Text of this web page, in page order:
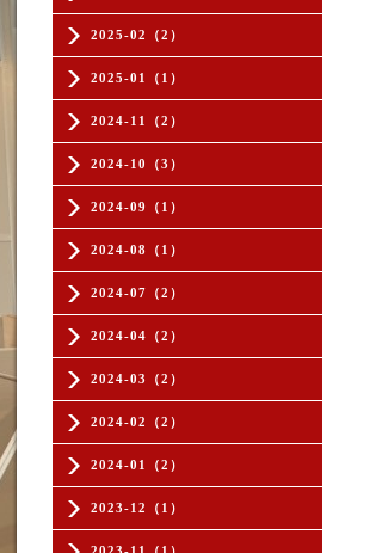
2025-02（2）
2025-01（1）
2024-11（2）
2024-10（3）
2024-09（1）
2024-08（1）
2024-07（2）
2024-04（2）
2024-03（2）
2024-02（2）
2024-01（2）
2023-12（1）